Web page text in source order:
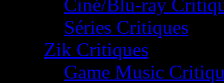
Ciné/Blu-ray
Séries Critiques
Zik Critiques
Game Music